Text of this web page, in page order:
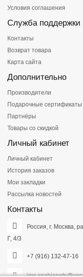
Условия соглашения
Служба поддержки
Контакты
Возврат товара
Карта сайта
Дополнительно
Производители
Подарочные сертификаты
Партнёры
Товары со скидкой
Личный кабинет
Личный кабинет
История заказов
Мои закладки
Рассылка новостей
Контакты
Россия, г. Москва,
Г, 4/3
+7 (916) 132-47-16